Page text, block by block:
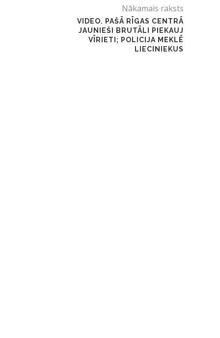
Nākamais raksts
VIDEO. PAŠĀ RĪGAS CENTRĀ
JAUNIEŠI BRUTĀLI PIEKAUJ
VĪRIETI; POLICIJA MEKLĒ
LIECINIEKUS